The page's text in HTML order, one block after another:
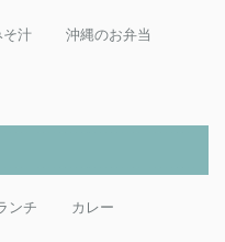
そ汁 沖縄のお弁当
ンチ カレー